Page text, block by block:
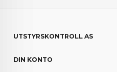
UTSTYRSKONTROLL AS
DIN KONTO